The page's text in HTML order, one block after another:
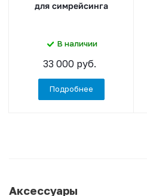
для симрейсинга
В наличии
33 000 руб.
Подробнее
Аксессуары